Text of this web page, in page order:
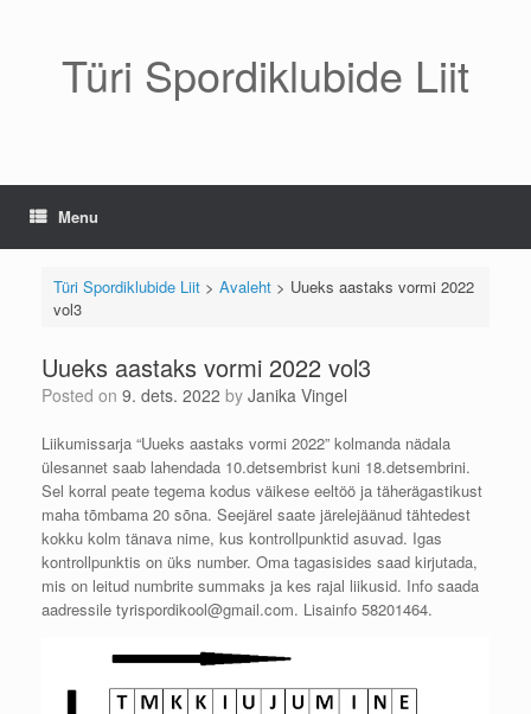
Türi Spordiklubide Liit
Menu
Türi Spordiklubide Liit> Avaleht> Uueks aastaks vormi 2022
vol3
Uueks aastaks vormi 2022 vol3
Posted on 9. dets. 2022 by Janika Vingel
Liikumissarja “Uueks aastaks vormi 2022” kolmanda nädala
ülesannet saab lahendada 10.detsembrist kuni 18.detsembrini.
Sel korral peate tegema kodus väikese eeltöö ja täherägastikust
maha tõmbama 20 sõna. Seejärel saate järelejäänud tähtedest
kokku kolm tänava nime, kus kontrollpunktid asuvad. Igas
kontrollpunktis on üks number. Oma tagasisides saad kirjutada,
mis on leitud numbrite summaks ja kes rajal liikusid. Info saada
aadressile tyrispordikool@gmail.com. Lisainfo 58201464.